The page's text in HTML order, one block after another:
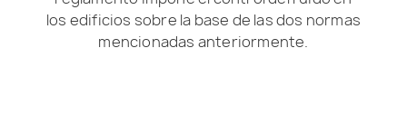
los edificios sobre la base de las dos normas
mencionadas anteriormente.